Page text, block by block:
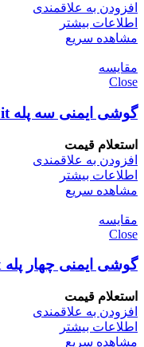
افزودن به علاقمندی
اطلاعات بیشتر
مشاهده سریع
مقایسه
Close
گوشی ایمنی سه پله SmarFit
استعلام قیمت
افزودن به علاقمندی
اطلاعات بیشتر
مشاهده سریع
مقایسه
Close
گوشی ایمنی چهار پله Elvex
استعلام قیمت
افزودن به علاقمندی
اطلاعات بیشتر
مشاهده سریع